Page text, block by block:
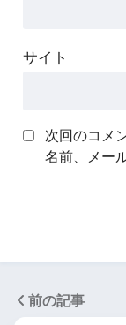
サイト
次回のコメ
名前、メー
前の記事